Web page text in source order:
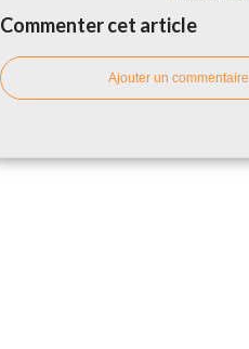
Commenter cet article
Ajouter un commentaire